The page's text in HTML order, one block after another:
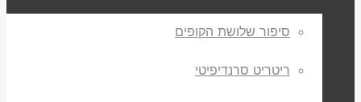
סיפור שלושת הקופים
ריטריט סרנדיפיטי